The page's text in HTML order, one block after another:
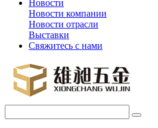
Новости
Новости компании
Новости отрасли
Выставки
Свяжитесь с нами